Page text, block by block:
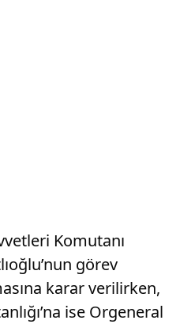
Komutanı
görev
karar verilirken,
ise Orgeneral